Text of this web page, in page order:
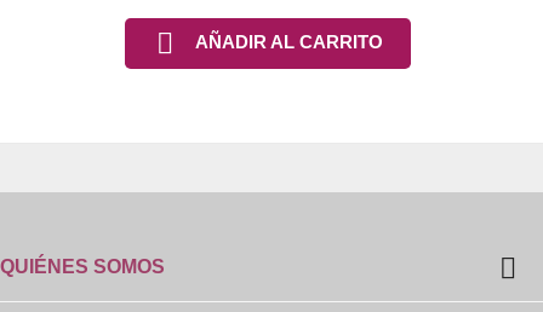
 AÑADIR AL CARRITO
QUIÉNES SOMOS 